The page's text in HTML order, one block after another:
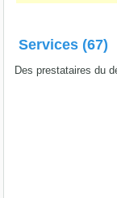
Services (67)
Des prestataires du